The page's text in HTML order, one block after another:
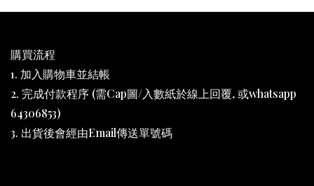
購買流程
1. 加入購物車並結帳
2. 完成付款程序 (需Cap圖/入數紙於線上回覆, 或whatsapp
64306853)
3. 出貨後會經由Email傳送單號碼